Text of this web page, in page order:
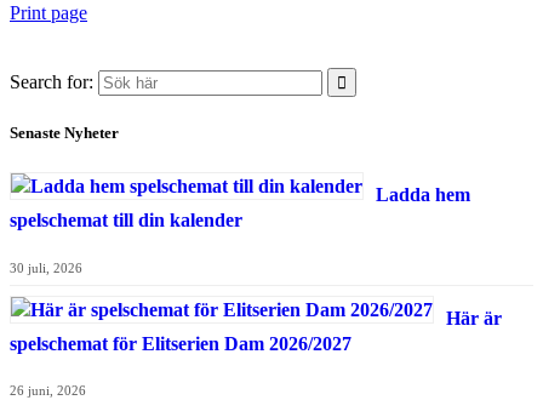
Print page
Search for:
Senaste Nyheter
Ladda hem
spelschemat till din kalender
30 juli, 2026
Här är
spelschemat för Elitserien Dam 2026/2027
26 juni, 2026